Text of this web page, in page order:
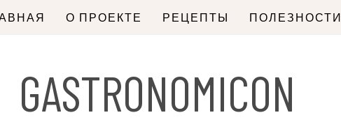
О ПРОЕКТЕ РЕЦЕПТЫ ПОЛЕЗНОСТИ
GASTRONOMICON